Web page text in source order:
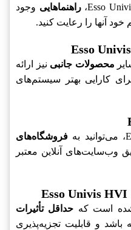
راهنماهایی وجود
آنها را رعایت کنید.
محصولات جانبی نیز ارائه
کارایی بهتر سیستم‌های
فروشگاه‌های
وب‌سایت‌های آنلاین معتبر
شده است که حداقل تأثیرات
باشد و قابلیت تجزیه‌پذیری